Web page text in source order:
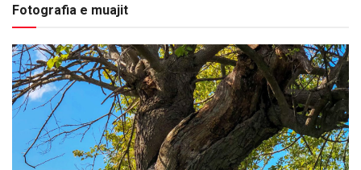
Fotografia e muajit